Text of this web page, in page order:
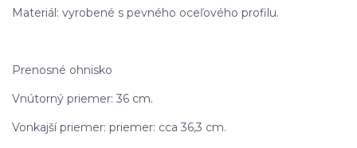
Materiál: vyrobené s pevného oceľového profilu.
Prenosné ohnisko
Vnútorný priemer: 36 cm.
Vonkajší priemer: priemer: cca 36,3 cm.